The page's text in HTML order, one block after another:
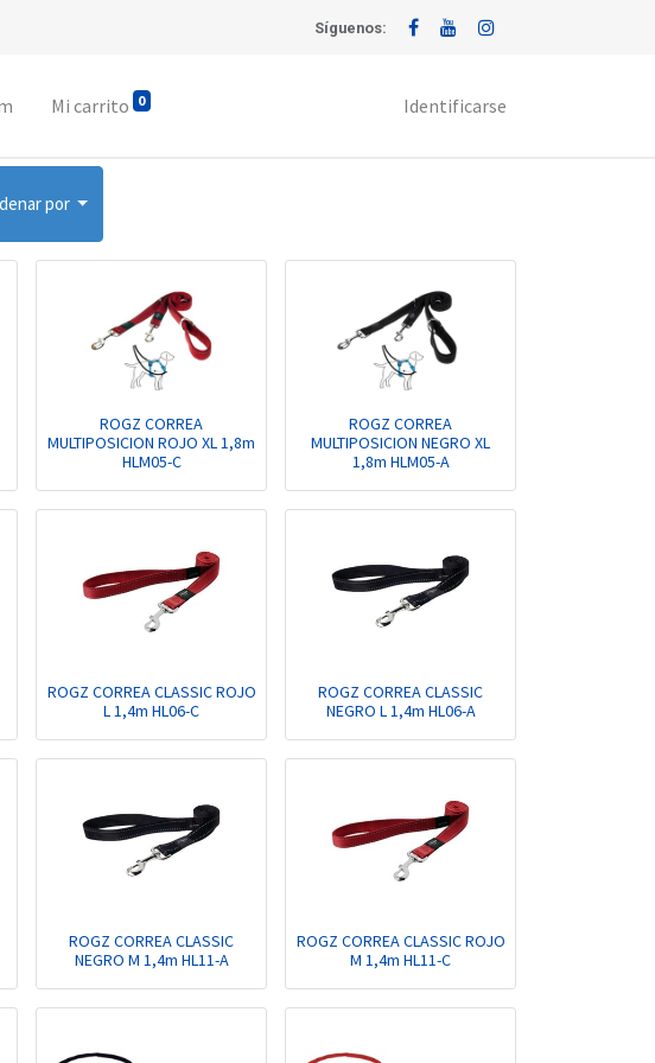
Síguenos:
Mi carrito 0 Identificarse
por
ROGZ CORREA
MULTIPOSICION ROJO XL 1,8m
HLM05-C
ROGZ CORREA
MULTIPOSICION NEGRO XL
1,8m HLM05-A
ROGZ CORREA CLASSIC ROJO
L 1,4m HL06-C
ROGZ CORREA CLASSIC
NEGRO L 1,4m HL06-A
ROGZ CORREA CLASSIC
NEGRO M 1,4m HL11-A
ROGZ CORREA CLASSIC ROJO
M 1,4m HL11-C